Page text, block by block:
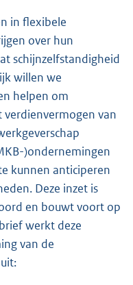
in flexibele
over hun
schijnzelfstandigheid
willen we
helpen om
van
)ondernemingen
kunnen anticiperen
Deze inzet is
en bouwt voort op
werkt deze
van de